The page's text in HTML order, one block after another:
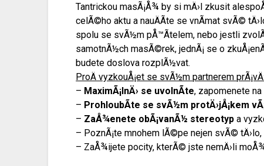
Tantrickou masÃ¡Å¾ by si mÄ›l zkusit
celÃ©ho aktu a nauÄÃ­te se vnÃ­mat svÃ©
spolu se svÃ½m pÅ™Ã­telem, nebo jestli
samotnÃ½ch masÃ©rek, jednÃ¡ se o
budete doslova rozplÃ½vat.
ProÄ vyzkouÅ¡et se svÃ½m partnerem
– MaximÃ¡lnÄ› se uvolnÃ­te, zapomenete
– ProhloubÃ­te se svÃ½m protÄ›jÅ¡kem
– ZaÅ¾enete obÃ¡vanÃ½ stereotyp a
– PoznÃ¡te mnohem lÃ©pe nejen svÃ©
– ZaÅ¾ijete pocity, kterÃ© jste nemÄ›li